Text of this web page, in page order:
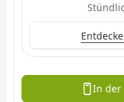
In der